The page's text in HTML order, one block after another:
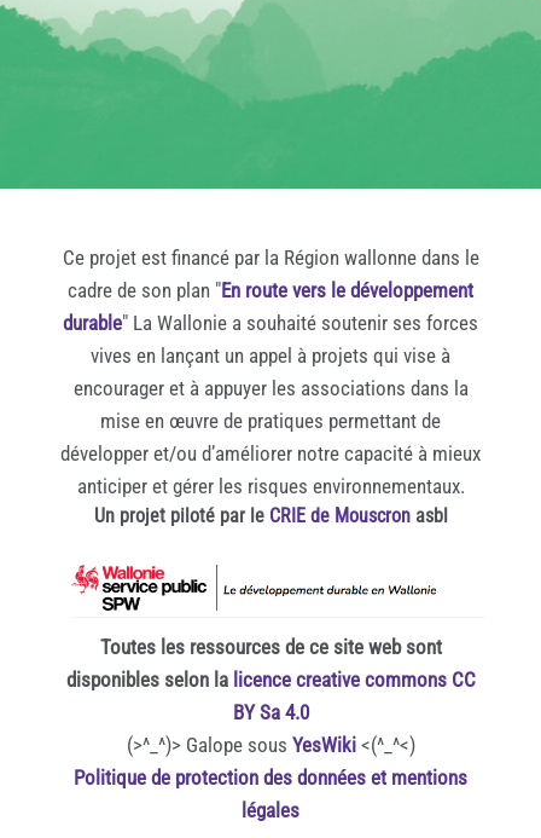
Ce projet est financé par la Région wallonne dans le
cadre de son plan "En route vers le développement
durable" La Wallonie a souhaité soutenir ses forces
vives en lançant un appel à projets qui vise à
encourager et à appuyer les associations dans la
mise en œuvre de pratiques permettant de
développer et/ou d’améliorer notre capacité à mieux
anticiper et gérer les risques environnementaux.
Un projet piloté par le CRIE de Mouscronasbl
Toutes les ressources de ce site web sont
disponibles selon la licence creative commons CC
BY Sa 4.0
(>^_^)> Galope sous YesWiki<(^_^<)
Politique de protection des données et mentions
légales